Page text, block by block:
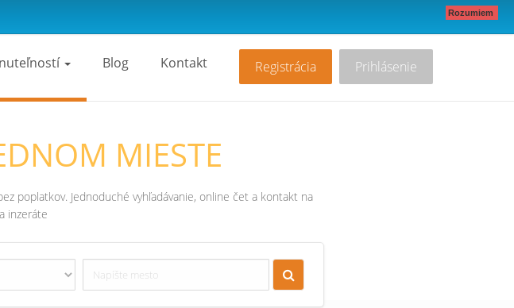
Rozumiem
Registrácia Prihlásenie
Blog Kontakt
MIESTE
poplatkov. Jednoduché vyhľadávanie, online čet a kontakt na
inzeráte